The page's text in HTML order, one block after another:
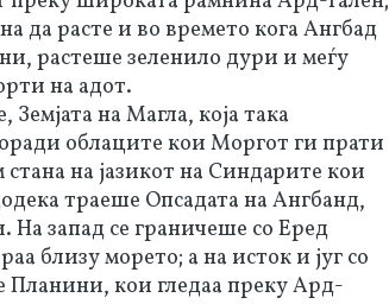
да расте и во времето кога Ангбад
растеше зеленило дури и меѓу
на адот.
на Магла, која така
облаците кои Моргот ги прати
на јазикот на Синдарите кои
траеше Опсадата на Ангбанд,
На запад се граничеше со Еред
близу морето; а на исток и југ со
кои гледаа преку Ард-